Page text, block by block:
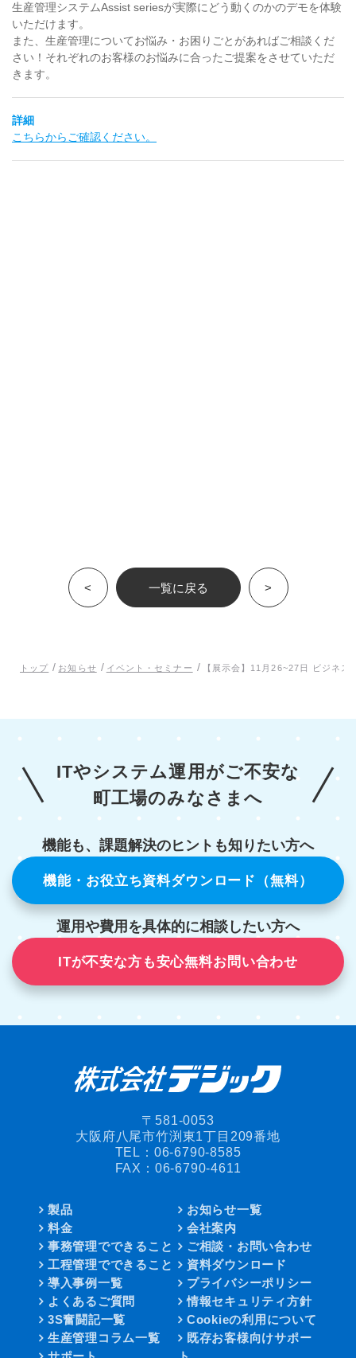
生産管理システムAssist seriesが実際にどう動くのかのデモを体験
いただけます。
また、生産管理についてお悩み・お困りごとがあればご相談くだ
さい！それぞれのお客様のお悩みに合ったご提案をさせていただ
きます。
詳細
こちらからご確認ください。
< 一覧に戻る >
トップ / お知らせ / イベント・セミナー / 【展示会】11月26~27日 ビジネ
ITやシステム運用がご不安な
町工場のみなさまへ
機能も、課題解決のヒントも知りたい方へ
機能・お役立ち資料ダウンロード（無料）
運用や費用を具体的に相談したい方へ
ITが不安な方も安心無料お問い合わせ
〒581-0053
大阪府八尾市竹渕東1丁目209番地
TEL： 06-6790-8585
FAX：06-6790-4611
製品
料金
事務管理でできること
工程管理でできること
導入事例一覧
よくあるご質問
3S奮闘記一覧
生産管理コラム一覧
お知らせ一覧
会社案内
ご相談・お問い合わせ
資料ダウンロード
プライバシーポリシー
情報セキュリティ方針
Cookieの利用について
既存お客様向けサポー